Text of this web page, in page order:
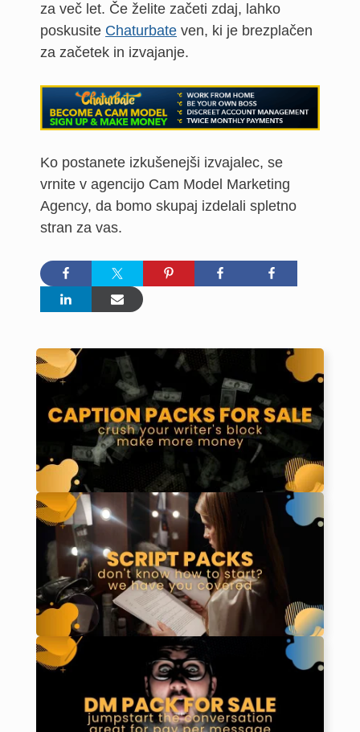
za več let. Če želite začeti zdaj, lahko
poskusite Chaturbate ven, ki je brezplačen
za začetek in izvajanje.
Ko postanete izkušenejši izvajalec, se
vrnite v agencijo Cam Model Marketing
Agency, da bomo skupaj izdelali spletno
stran za vas.